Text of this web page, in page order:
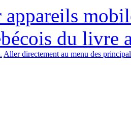
du livre
Aller directement au menu des